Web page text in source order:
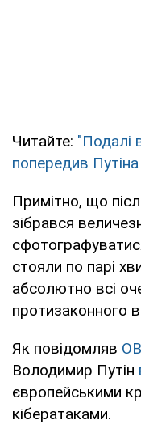
Читайте: "Подалі
попередив Путіна
Примітно, що
зібрався
стояли по парі
абсолютно всі
протизаконного
Як повідомляв
Володимир Путін
європейськими
кібератаками.